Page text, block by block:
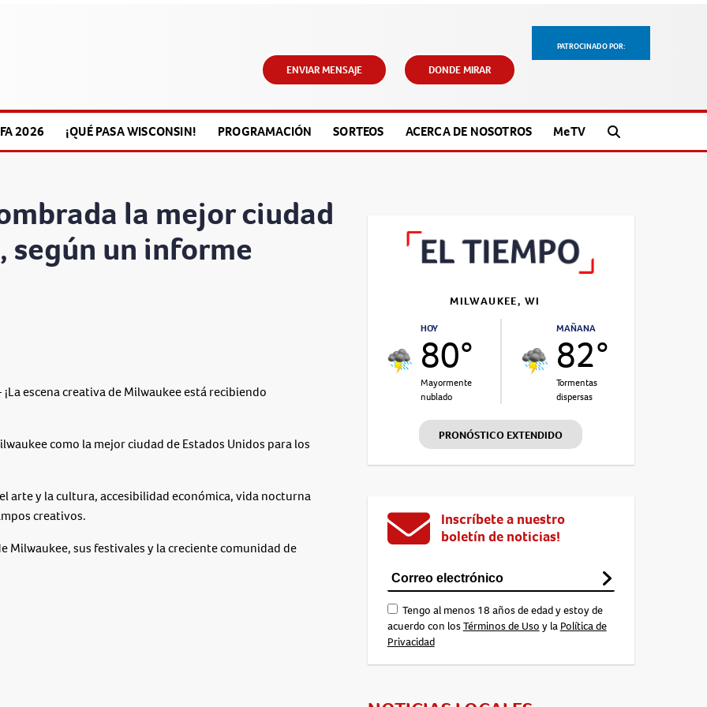
PATROCINADO POR:
ENVIAR MENSAJE DONDE MIRAR
2026 ¡QUÉ PASA WISCONSIN! PROGRAMACIÓN SORTEOS ACERCA DE NOSOTROS MeTV
la mejor ciudad
según un informe
¡La escena creativa de Milwaukee está recibiendo
como la mejor ciudad de Estados Unidos para los
arte y la cultura, accesibilidad económica, vida nocturna
creativos.
Milwaukee, sus festivales y la creciente comunidad de
MILWAUKEE, WI
HOY
80°
Mayormente
nublado
MAÑANA
82°
Tormentas
dispersas
PRONÓSTICO EXTENDIDO
Inscríbete a nuestro
boletín de noticias!
Tengo al menos 18 años de edad y estoy de
acuerdo con losTérminos de Uso y la Política de
Privacidad